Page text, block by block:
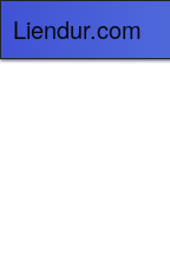
Liendur.com